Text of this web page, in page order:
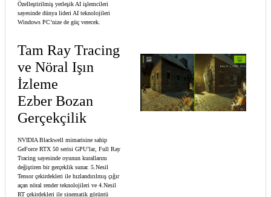
Özelleştirilmiş yerleşik AI işlemcileri
sayesinde dünya lideri AI teknolojileri
Windows PC’nize de güç verecek.
Tam Ray Tracing
ve Nöral Işın
İzleme
Ezber Bozan
Gerçekçilik
NVIDIA Blackwell mimarisine sahip
GeForce RTX 50 serisi GPU’lar, Full Ray
Tracing sayesinde oyunun kurallarını
değiştiren bir gerçeklik sunar. 5.Nesil
Tensor çekirdekleri ile hızlandırılmış çığır
açan nöral render teknolojileri ve 4.Nesil
RT çekirdekleri ile sinematik görüntü